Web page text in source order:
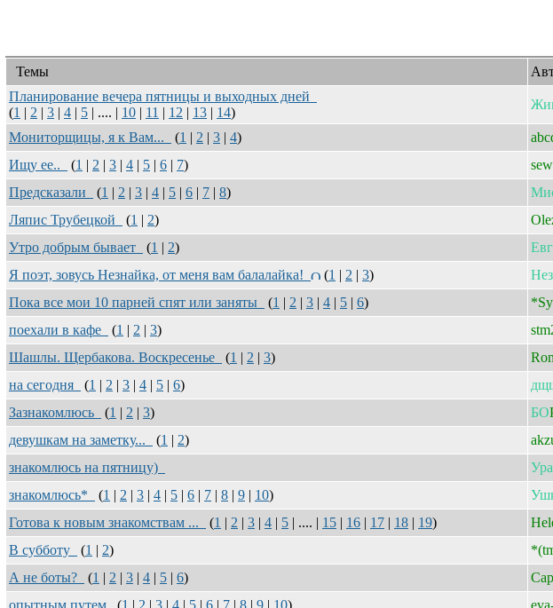
Темы
Планирование вечера пятницы и выходных дней
(1 | 2 | 3 | 4 | 5 | .... | 10 | 11 | 12 | 13 | 14)
Мониторщицы, я к Вам... (1 | 2 | 3 | 4)
Ищу ее..
(1 | 2 | 3 | 4 | 5 | 6 | 7)
Предсказали
(1 | 2 | 3 | 4 | 5 | 6 | 7 | 8)
Ляпис Трубецкой
(1 | 2)
Утро добрым бывает
(1 | 2)
Я поэт, зовусь Незнайка, от меня вам балалайка!
(1 | 2 | 3)
Пока все мои 10 парней спят или заняты
(1 | 2 | 3 | 4 | 5 | 6)
поехали в кафе
(1 | 2 | 3)
Шашлы. Щербакова. Воскресенье
(1 | 2 | 3)
на сегодня
(1 | 2 | 3 | 4 | 5 | 6)
Зазнакомлюсь
(1 | 2 | 3) БО
девушкам на заметку...
(1 | 2)
знакомлюсь на пятницу)
знакомлюсь*
(1 | 2 | 3 | 4 | 5 | 6 | 7 | 8 | 9 | 10)
Готова к новым знакомствам ...
(1 | 2 | 3 | 4 | 5 | .... | 15 | 16 | 17 | 18 | 19)
В субботу
(1 | 2)
А не боты?
(1 | 2 | 3 | 4 | 5 | 6)
опытным путем
(1 | 2 | 3 | 4 | 5 | 6 | 7 | 8 | 9 | 10)